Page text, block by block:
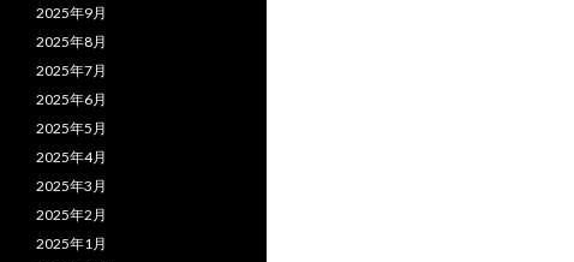
2025年9月
2025年8月
2025年7月
2025年6月
2025年5月
2025年4月
2025年3月
2025年2月
2025年1月